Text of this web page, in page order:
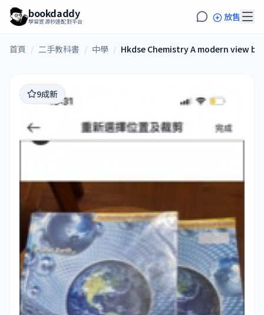
bookdaddy
學習資源秒速配對平台 放售
首頁 / 二手教科書 / 中學 / Hkdse Chemistry A modern view
9成新